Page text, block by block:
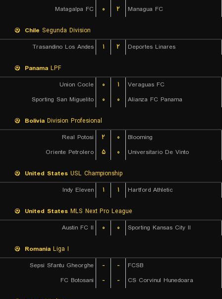
Matagalpa FC ۰ ۲ Managua FC
Chile Segunda Division
Trasandino Los Andes
۱ ۲ Deportes Linares
Panama LPF
Union Cocle
۰ ۱
Veraguas FC
Sporting San Miguelito
۰ ۰ Alianza FC Panama
Bolivia Division Profesional
Real Potosi
۲ ۰
Blooming
Oriente Petrolero
۵ ۰ Universitario De Vinto
United States USL Championship
Indy Eleven
۱ ۱ Hartford Athletic
United States MLS Next Pro League
Austin FC II
۰ ۰ Sporting Kansas City II
Romania Liga I
Sepsi Sfantu Gheorghe
- -
FCSB
FC Botosani
- - CS Corvinul Hunedoara